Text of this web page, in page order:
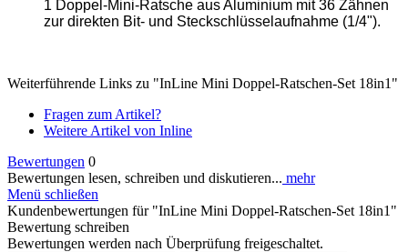
1 Doppel-Mini-Ratsche aus Aluminium mit 36 Zähnen
zur direkten Bit- und Steckschlüsselaufnahme (1/4").
Weiterführende Links zu "InLine Mini Doppel-Ratschen-Set 18in1"
Fragen zum Artikel?
Weitere Artikel von Inline
Bewertungen 0
Bewertungen lesen, schreiben und diskutieren... mehr
Menü schließen
Kundenbewertungen für "InLine Mini Doppel-Ratschen-Set 18in1"
Bewertung schreiben
Bewertungen werden nach Überprüfung freigeschaltet.